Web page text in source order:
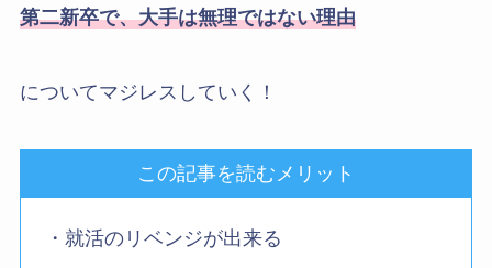
第二新卒で、大手は無理ではない理由
についてマジレスしていく！
この記事を読むメリット
・就活のリベンジが出来る